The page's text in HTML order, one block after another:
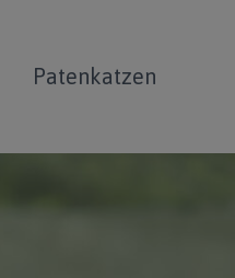
Patenkatzen